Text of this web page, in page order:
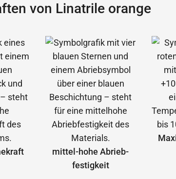
von Linatrile orange
mittel-hohe Abrieb­
festigkeit